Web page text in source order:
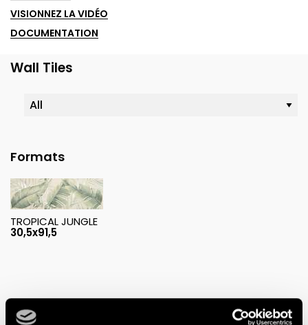
VISIONNEZ LA VIDÉO
DOCUMENTATION
Wall Tiles
Formats
TROPICAL JUNGLE
30,5x91,5